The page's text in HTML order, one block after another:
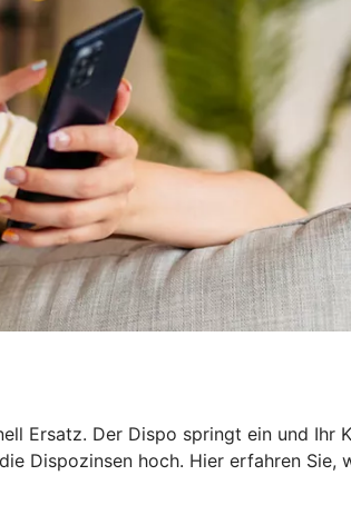
Ersatz. Der Dispo springt ein und Ihr
Dispozinsen hoch. Hier erfahren Sie,